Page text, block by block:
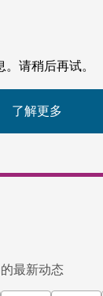
请稍后再试。
了解更多
最新动态